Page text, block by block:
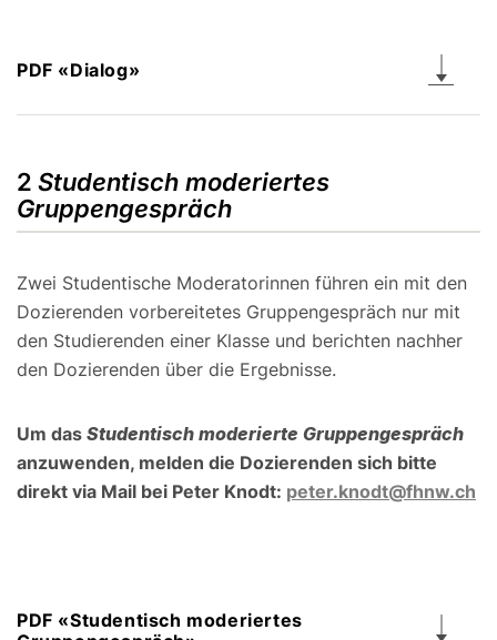
PDF «Dialog»
2 Studentisch moderiertes
Gruppengespräch
Zwei Studentische Moderatorinnen führen ein mit den
Dozierenden vorbereitetes Gruppengespräch nur mit
den Studierenden einer Klasse und berichten nachher
den Dozierenden über die Ergebnisse.
Um das Studentisch moderierte Gruppengespräch
anzuwenden, melden die Dozierenden sich bitte
direkt via Mail bei Peter Knodt: peter.knodt@fhnw.ch
PDF «Studentisch moderiertes